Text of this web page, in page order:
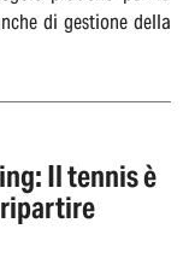
di gestione della
Il tennis è